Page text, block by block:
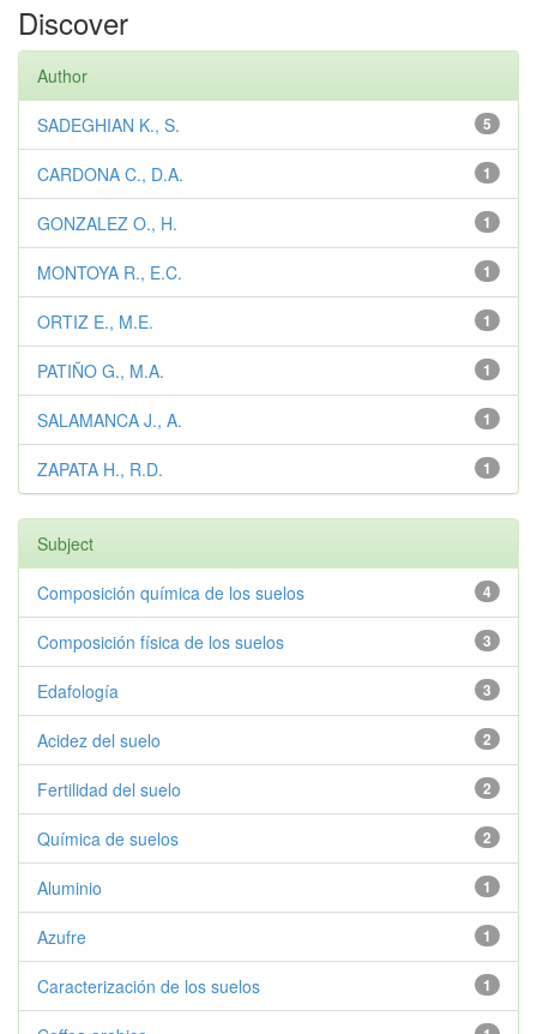
Discover
Author
5
SADEGHIAN K., S.
1
CARDONA C., D.A.
1
GONZALEZ O., H.
1
MONTOYA R., E.C.
1
ORTIZ E., M.E.
1
PATIÑO G., M.A.
1
SALAMANCA J., A.
1
ZAPATA H., R.D.
Subject
4
Composición química de los suelos
3
Composición física de los suelos
3
Edafología
2
Acidez del suelo
2
Fertilidad del suelo
2
Química de suelos
1
Aluminio
1
Azufre
1
Caracterización de los suelos